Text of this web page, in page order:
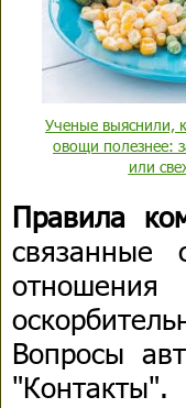
Ученые выяснили,
овощи полезнее:
или
Правила
Вопросы
"Контакты".